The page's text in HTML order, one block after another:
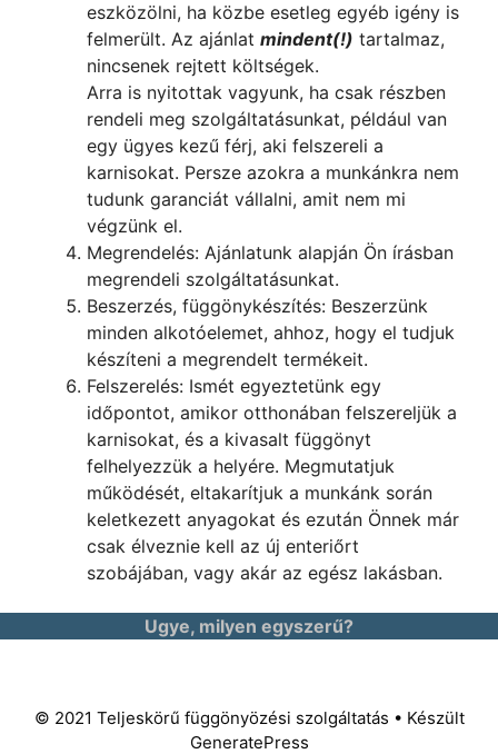
eszközölni, ha közbe esetleg egyéb igény is
felmerült. Az ajánlat mindent(!) tartalmaz,
nincsenek rejtett költségek.
Arra is nyitottak vagyunk, ha csak részben
rendeli meg szolgáltatásunkat, például van
egy ügyes kezű férj, aki felszereli a
karnisokat. Persze azokra a munkánkra nem
tudunk garanciát vállalni, amit nem mi
végzünk el.
Megrendelés: Ajánlatunk alapján Ön írásban
megrendeli szolgáltatásunkat.
Beszerzés, függönykészítés: Beszerzünk
minden alkotóelemet, ahhoz, hogy el tudjuk
készíteni a megrendelt termékeit.
Felszerelés: Ismét egyeztetünk egy
időpontot, amikor otthonában felszereljük a
karnisokat, és a kivasalt függönyt
felhelyezzük a helyére. Megmutatjuk
működését, eltakarítjuk a munkánk során
keletkezett anyagokat és ezután Önnek már
csak élveznie kell az új enteriőrt
szobájában, vagy akár az egész lakásban.
Ugye, milyen egyszerű?
© 2021 Teljeskörű függönyözési szolgáltatás • Készült
GeneratePress